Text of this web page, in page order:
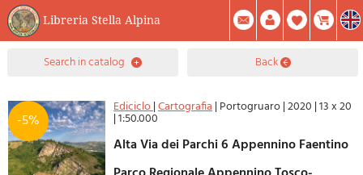
Libreria Stella Alpina
0Item(s) In Your Cart
Summary
Facebook
Create Account Mod. Password
search in catalog back
-5%
Ediciclo|Cartografia| Portogruaro|2020 |13 x 20
|1:50.000
Alta Via dei Parchi 6 Appennino Faentino